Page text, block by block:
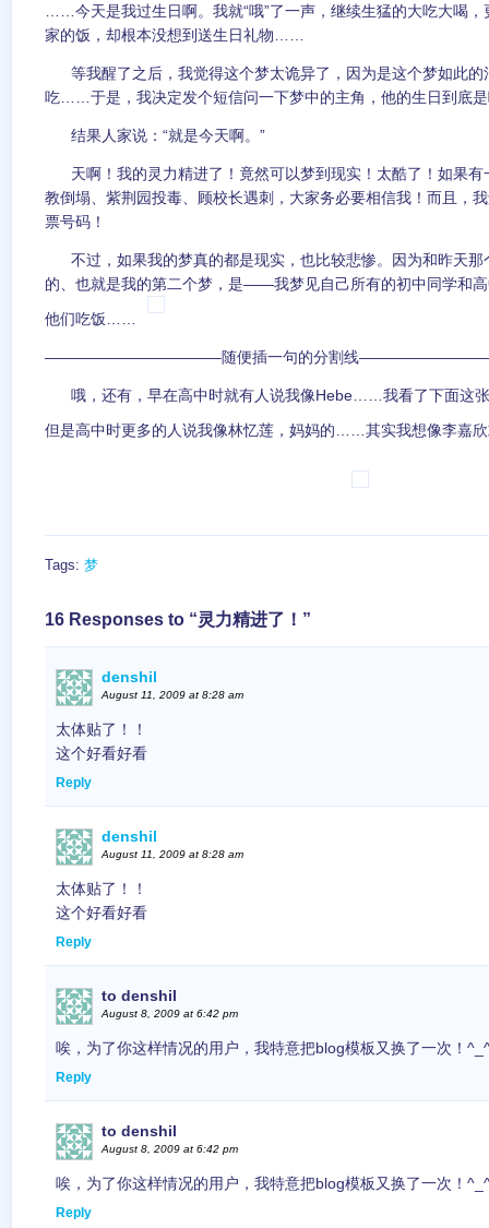
……今天是我过生日啊。我就“哦”了一声，继续生猛的大吃大喝
家的饭，却根本没想到送生日礼物……
等我醒了之后，我觉得这个梦太诡异了，因为是这个梦如此的
吃……于是，我决定发个短信问一下梦中的主角，他的生日到底
结果人家说：“就是今天啊。”
天啊！我的灵力精进了！竟然可以梦到现实！太酷了！如果有
教倒塌、紫荆园投毒、顾校长遇刺，大家务必要相信我！而且，
票号码！
不过，如果我的梦真的都是现实，也比较悲惨。因为和昨天那
的、也就是我的第二个梦，是——我梦见自己所有的初中同学和
他们吃饭……
———————————–随便插一句的分割线
哦，还有，早在高中时就有人说我像Hebe……我看了下面这张
但是高中时更多的人说我像林忆莲，妈妈的……其实我想像李嘉
Tags: 梦
16 Responses to “灵力精进了！”
denshil
August 11, 2009 at 8:28 am
太体贴了！！
这个好看好看
Reply
denshil
August 11, 2009 at 8:28 am
太体贴了！！
这个好看好看
Reply
to denshil
August 8, 2009 at 6:42 pm
唉，为了你这样情况的用户，我特意把blog模板又换了一次！
Reply
to denshil
August 8, 2009 at 6:42 pm
唉，为了你这样情况的用户，我特意把blog模板又换了一次！
Reply